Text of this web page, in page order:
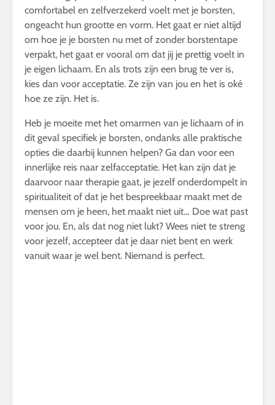
comfortabel en zelfverzekerd voelt met je borsten,
ongeacht hun grootte en vorm. Het gaat er niet altijd
om hoe je je borsten nu met of zonder borstentape
verpakt, het gaat er vooral om dat jij je prettig voelt in
je eigen lichaam. En als trots zijn een brug te ver is,
kies dan voor acceptatie. Ze zijn van jou en het is oké
hoe ze zijn. Het is.
Heb je moeite met het omarmen van je lichaam of in
dit geval specifiek je borsten, ondanks alle praktische
opties die daarbij kunnen helpen? Ga dan voor een
innerlijke reis naar zelfacceptatie. Het kan zijn dat je
daarvoor naar therapie gaat, je jezelf onderdompelt in
spiritualiteit of dat je het bespreekbaar maakt met de
mensen om je heen, het maakt niet uit… Doe wat past
voor jou. En, als dat nog niet lukt? Wees niet te streng
voor jezelf, accepteer dat je daar niet bent en werk
vanuit waar je wel bent. Niemand is perfect.